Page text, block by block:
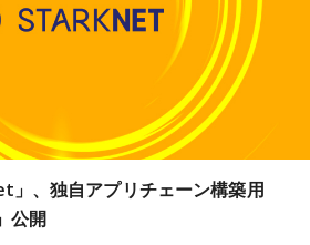
、独自アプリチェーン構築用
公開